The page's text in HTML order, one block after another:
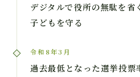
デジタルで役所の無駄を省
子どもを守る
令和8年3月
過去最低となった選挙投票